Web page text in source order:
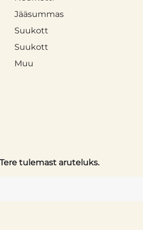
Jääsummas
Suukott
Suukott
Muu
tulemast aruteluks.